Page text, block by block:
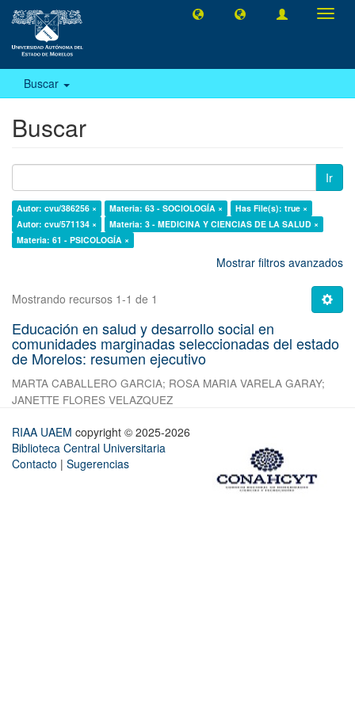
Buscar
Buscar
Ir
Autor: cvu/386256 × Materia: 63 - SOCIOLOGÍA ×
Has File(s): true ×
Autor: cvu/571134 ×
Materia: 3 - MEDICINA Y CIENCIAS DE LA SALUD ×
Materia: 61 - PSICOLOGÍA ×
Mostrar filtros avanzados
Mostrando recursos 1-1 de 1
Educación en salud y desarrollo social en
comunidades marginadas seleccionadas del estado
de Morelos: resumen ejecutivo
MARTA CABALLERO GARCIA; ROSA MARIA VARELA GARAY;
JANETTE FLORES VELAZQUEZ
RIAA UAEM copyright © 2025-2026
Biblioteca Central Universitaria
Contacto | Sugerencias